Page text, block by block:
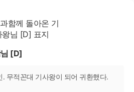
[D]
무적꼰대 기사왕이 되어 귀환했다.